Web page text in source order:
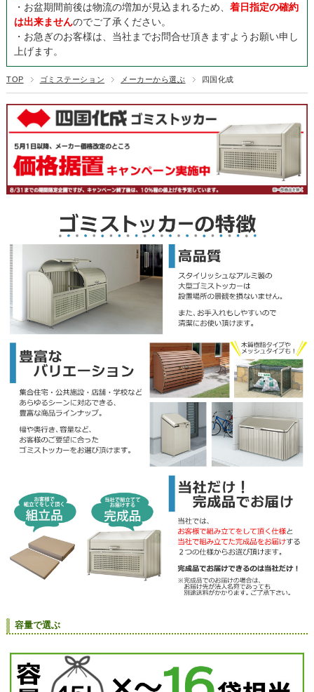
・お盆期間前後は物流の増加が見込まれるため、 着日指定の確約
は出来ませんのでご了承ください。
・お急ぎのお客様は、当社までお問合せ頂きますようお願い申し
上げます。
TOP ゴミステーション メーカーから選ぶ 四国化成
容量で選ぶ